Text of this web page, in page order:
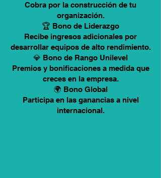
Cobra por la construcción de tu
organización.
🏆 Bono de Liderazgo
Recibe ingresos adicionales por
desarrollar equipos de alto rendimiento.
💎 Bono de Rango Unilevel
Premios y bonificaciones a medida que
creces en la empresa.
🌍 Bono Global
Participa en las ganancias a nivel
internacional.